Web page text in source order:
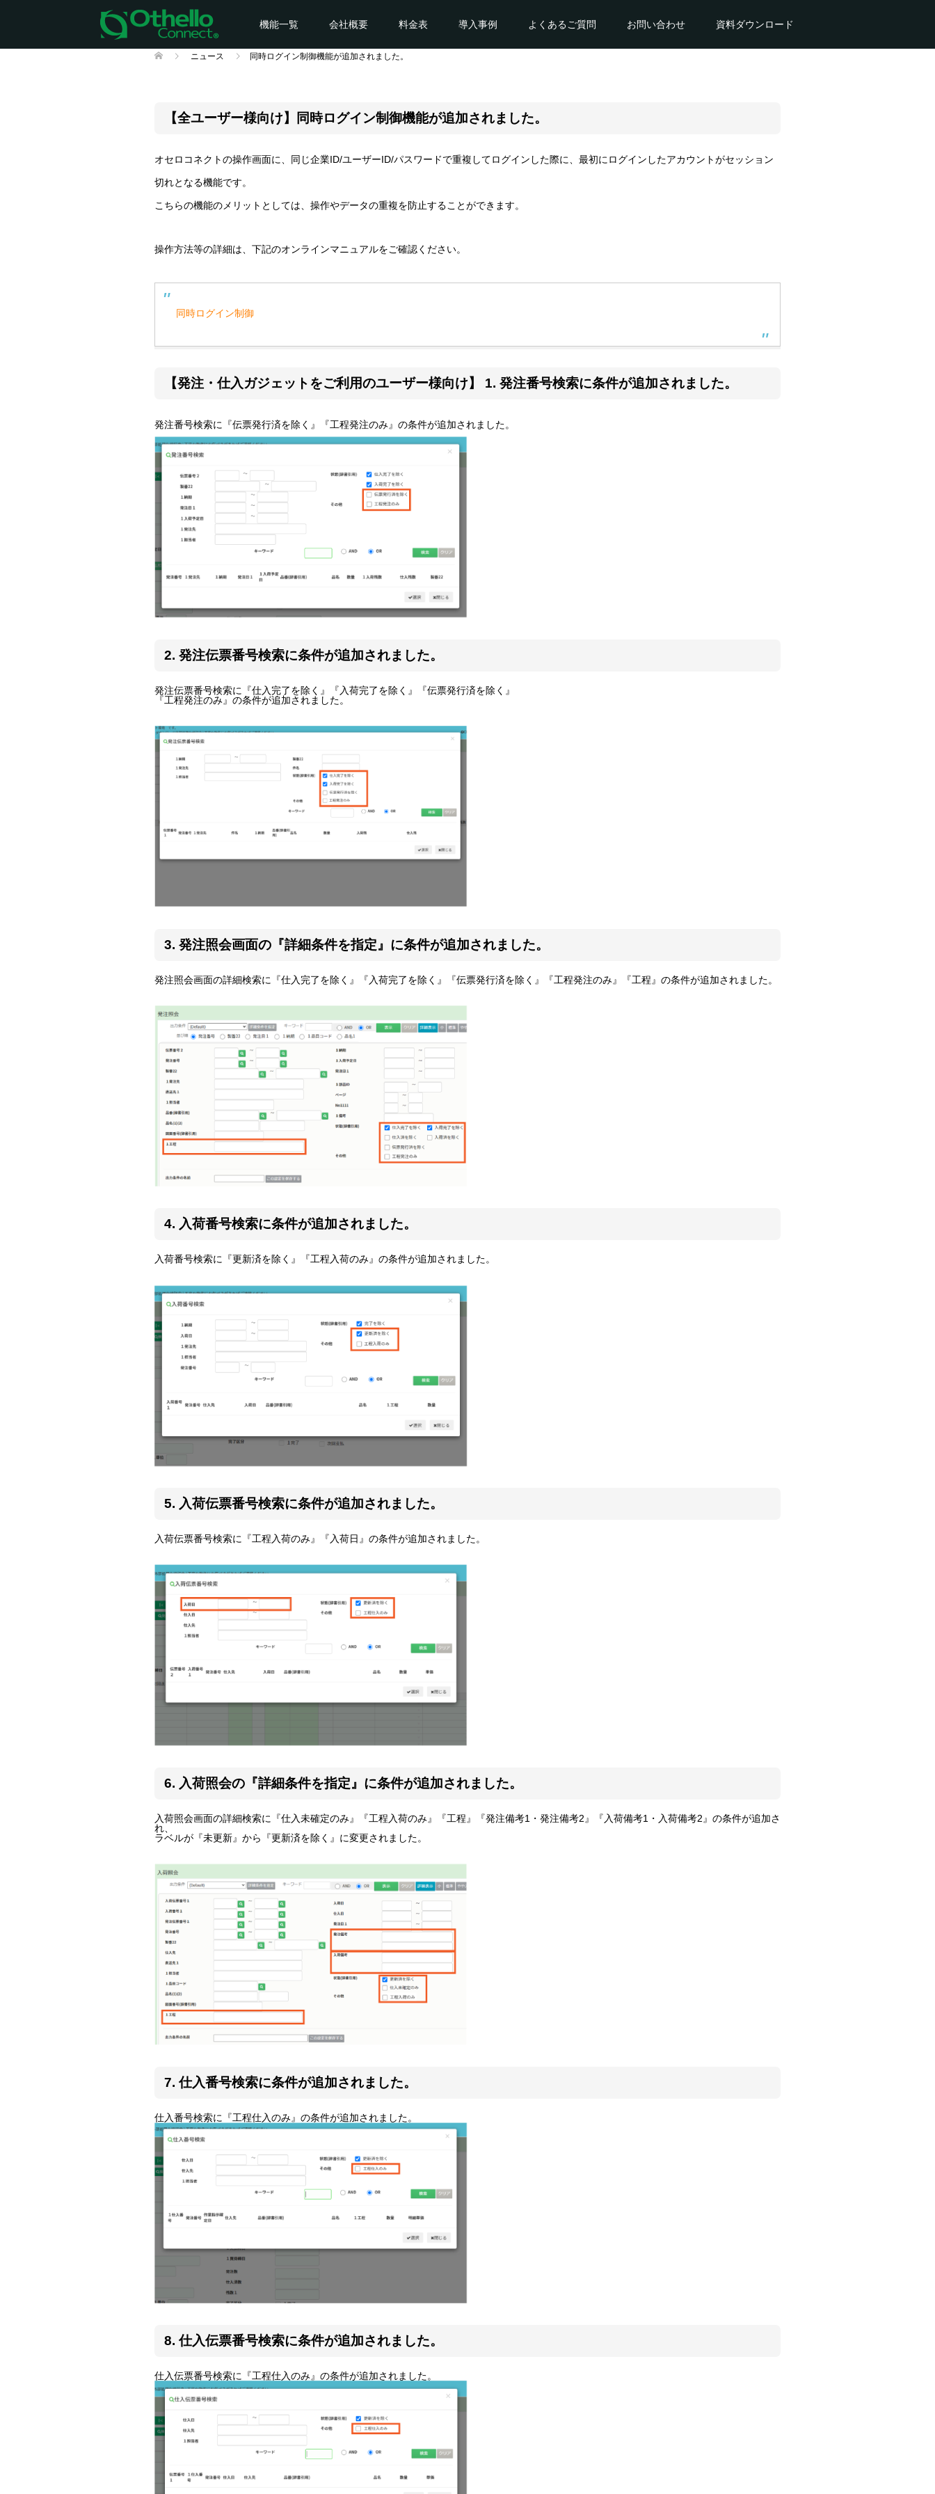
機能一覧 会社概要 料金表 導入事例 よくあるご質問 お問い合わせ 資料ダウンロード
ニュース 同時ログイン制御機能が追加されました。
【全ユーザー様向け】同時ログイン制御機能が追加されました。
オセロコネクトの操作画面に、同じ企業ID/ユーザーID/パスワードで重複してログインした際に、最初にログインしたアカウントがセッション
切れとなる機能です。
こちらの機能のメリットとしては、操作やデータの重複を防止することができます。
操作方法等の詳細は、下記のオンラインマニュアルをご確認ください。
同時ログイン制御
【発注・仕入ガジェットをご利用のユーザー様向け】 1. 発注番号検索に条件が追加されました。
発注番号検索に『伝票発行済を除く』『工程発注のみ』の条件が追加されました。
2. 発注伝票番号検索に条件が追加されました。
発注伝票番号検索に『仕入完了を除く』『入荷完了を除く』『伝票発行済を除く』
『工程発注のみ』の条件が追加されました。
3. 発注照会画面の『詳細条件を指定』に条件が追加されました。
発注照会画面の詳細検索に『仕入完了を除く』『入荷完了を除く』『伝票発行済を除く』『工程発注のみ』『工程』の条件が追加されました。
4. 入荷番号検索に条件が追加されました。
入荷番号検索に『更新済を除く』『工程入荷のみ』の条件が追加されました。
5. 入荷伝票番号検索に条件が追加されました。
入荷伝票番号検索に『工程入荷のみ』『入荷日』の条件が追加されました。
6. 入荷照会の『詳細条件を指定』に条件が追加されました。
入荷照会画面の詳細検索に『仕入未確定のみ』『工程入荷のみ』『工程』『発注備考1・発注備考2』『入荷備考1・入荷備考2』の条件が追加さ
れ、
ラベルが『未更新』から『更新済を除く』に変更されました。
7. 仕入番号検索に条件が追加されました。
仕入番号検索に『工程仕入のみ』の条件が追加されました。
8. 仕入伝票番号検索に条件が追加されました。
仕入伝票番号検索に『工程仕入のみ』の条件が追加されました。